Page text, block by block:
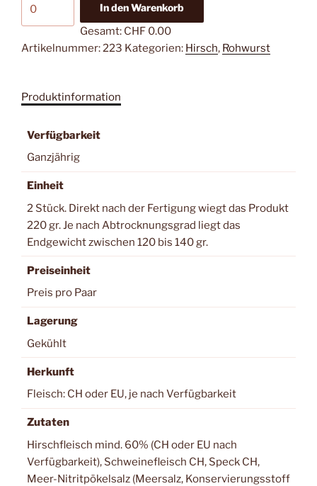
In den Warenkorb
Gesamt: CHF 0.00
Artikelnummer:223 Kategorien: Hirsch, Rohwurst
Produktinformation
Verfügbarkeit
Ganzjährig
Einheit
2 Stück. Direkt nach der Fertigung wiegt das Produkt
220 gr. Je nach Abtrocknungsgrad liegt das
Endgewicht zwischen 120 bis 140 gr.
Preiseinheit
Preis pro Paar
Lagerung
Gekühlt
Herkunft
Fleisch: CH oder EU, je nach Verfügbarkeit
Zutaten
Hirschfleisch mind. 60% (CH oder EU nach
Verfügbarkeit), Schweinefleisch CH, Speck CH,
Meer-Nitritpökelsalz (Meersalz, Konservierungsstoff